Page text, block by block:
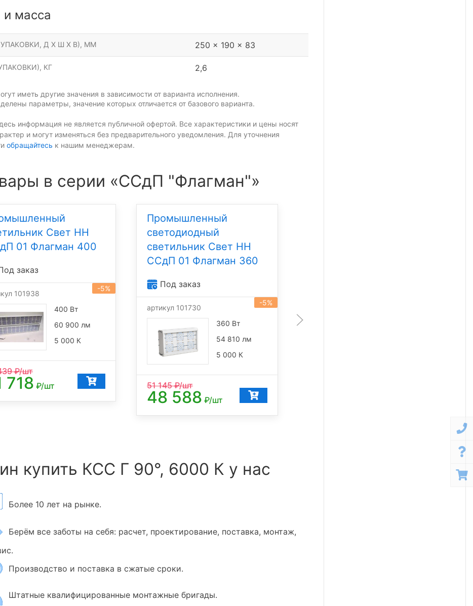
масса
УПАКОВКИ, Д Х Ш Х В), ММ 250 x 190 x 83
КГ 2,6
иметь другие значения в зависимости от варианта исполнения.
параметры, значение которых отличается от базового варианта.
информация не является публичной офертой. Все характеристики и цены носят
и могут изменяться без предварительного уведомления. Для уточнения
обращайтесь к нашим менеджерам.
в серии «ССдП "Флагман"»
Свет НН
01 Флагман 400
заказ
-5%
101938
400 Вт
60 900 лм
5 000 К
₽/шт
718 ₽/шт
Промышленный
светодиодный
светильник Свет НН
ССдП 01 Флагман 360
Под заказ
-5%
артикул 101730
360 Вт
54 810 лм
5 000 К
51 145₽/шт
48 588 ₽/шт
купить КСС Г 90°, 6000 К у нас
Более 10 лет на рынке.
Берём все заботы на себя: расчет, проектирование, поставка, монтаж,
Производство и поставка в сжатые сроки.
Штатные квалифицированные монтажные бригады.